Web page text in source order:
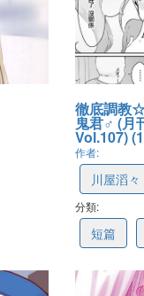
徹底調教
鬼君♂ (月
Vol.107)
作者:
川屋滔々
分類:
短篇
最後更新: 2025-